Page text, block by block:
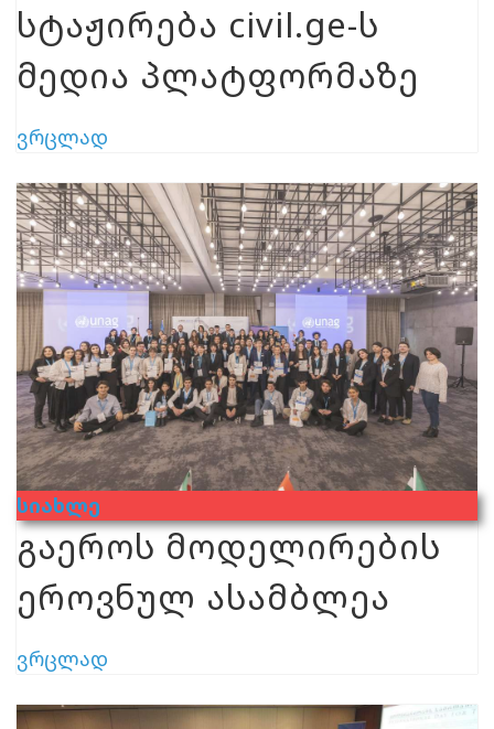
სტაჟირება civil.ge-ს
მედია პლატფორმაზე
ვრცლად
Სიახლე
გაეროს მოდელირების
ეროვნულ ასამბლეა
ვრცლად